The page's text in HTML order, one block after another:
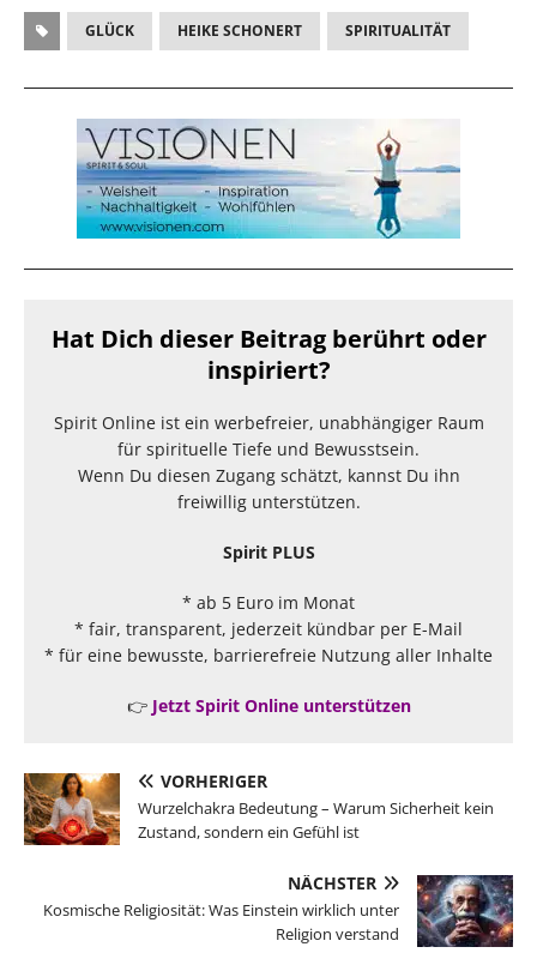
GLÜCK HEIKE SCHONERT SPIRITUALITÄT
Hat Dich dieser Beitrag berührt oder
inspiriert?
Spirit Online ist ein werbefreier, unabhängiger Raum
für spirituelle Tiefe und Bewusstsein.
Wenn Du diesen Zugang schätzt, kannst Du ihn
freiwillig unterstützen.
Spirit PLUS
* ab 5 Euro im Monat
* fair, transparent, jederzeit kündbar per E-Mail
* für eine bewusste, barrierefreie Nutzung aller Inhalte
👉 Jetzt Spirit Online unterstützen
VORHERIGER
Wurzelchakra Bedeutung – Warum Sicherheit kein
Zustand, sondern ein Gefühl ist
NÄCHSTER
Kosmische Religiosität: Was Einstein wirklich unter
Religion verstand